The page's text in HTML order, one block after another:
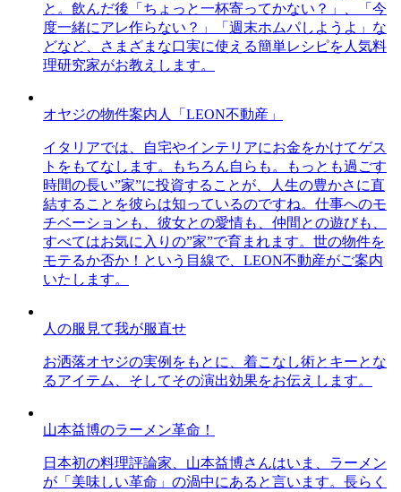
と。飲んだ後「ちょっと一杯寄ってかない？」、「今
度一緒にアレ作らない？」「週末ホムパしようよ」な
どなど、さまざまな口実に使える簡単レシピを人気料
理研究家がお教えします。
オヤジの物件案内人「LEON不動産」
イタリアでは、自宅やインテリアにお金をかけてゲス
トをもてなします。もちろん自らも。もっとも過ごす
時間の長い”家”に投資することが、人生の豊かさに直
結することを彼らは知っているのですね。仕事へのモ
チベーションも、彼女との愛情も、仲間との遊びも、
すべてはお気に入りの”家”で育まれます。世の物件を
モテるか否か！という目線で、LEON不動産がご案内
いたします。
人の服見て我が服直せ
お洒落オヤジの実例をもとに、着こなし術とキーとな
るアイテム、そしてその演出効果をお伝えします。
山本益博のラーメン革命！
日本初の料理評論家、山本益博さんはいま、ラーメン
が「美味しい革命」の渦中にあると言います。長らく